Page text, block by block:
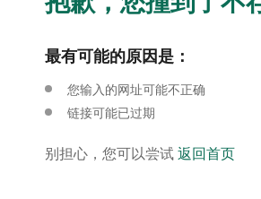
最有可能的原因是：
您输入的网址可能不正确
链接可能已过期
别担心，您可以尝试返回首页